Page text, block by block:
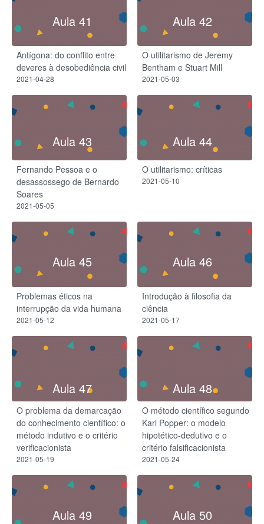
Aula 41
Antígona: do conflito entre
deveres à desobediência civil
2021-04-28
Aula 42
O utilitarismo de Jeremy
Bentham e Stuart Mill
2021-05-03
Aula 43
Fernando Pessoa e o
desassossego de Bernardo
Soares
2021-05-05
Aula 44
O utilitarismo: críticas
2021-05-10
Aula 45
Problemas éticos na
interrupção da vida humana
2021-05-12
Aula 46
Introdução à filosofia da
ciência
2021-05-17
Aula 47
O problema da demarcação
do conhecimento científico: o
método indutivo e o critério
verificacionista
2021-05-19
Aula 48
O método científico segundo
Karl Popper: o modelo
hipotético-dedutivo e o
critério falsificacionista
2021-05-24
Aula 49 Aula 50